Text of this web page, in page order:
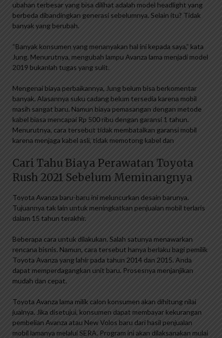
ubahan terbesar yang bisa dilihat adalah model headlight yang
berbeda dibandingkan generasi sebelumnya. Selain itu? Tidak
banyak yang berubah.
“Banyak konsumen yang menanyakan hal ini kepada saya,” kata
Jung. Menurutnya, mengubah lampu Avanza lama menjadi model
2019 bukanlah tugas yang sulit.
Mengenai biaya perbaikannya, Jung belum bisa berkomentar
banyak. Alasannya suku cadang belum tersedia karena mobil
masih sangat baru. Namun biaya pemasangan dengan metode
kabel biasa mencapai Rp 500 ribu dengan garansi 1 tahun.
Menurutnya, cara tersebut tidak membatalkan garansi mobil
karena menjaga kabel asli, tidak memotong kabel dan
Cari Tahu Biaya Perawatan Toyota
Rush 2021 Sebelum Meminangnya
Toyota Avanza baru-baru ini meluncurkan desain barunya.
Tujuannya tak lain untuk meningkatkan penjualan mobil terlaris
dalam 15 tahun terakhir.
Beberapa cara untuk dilakukan. Salah satunya menawarkan
rencana bisnis. Namun, cara tersebut hanya berlaku bagi pemilik
Toyota Avanza yang lahir pada tahun 2014 dan 2015. Anda
dapat memperdagangkan unit baru. Prosesnya menjanjikan
mudah dan cepat.
Toyota Avanza lama milik calon konsumen akan dihitung nilai
jualnya. Jika disetujui, konsumen dapat membayar kekurangan
pembelian Avanza atau New Volos baru dari hasil penjualan
mobil lamanya melalui SERA. Program ini akan dilaksanakan mulai